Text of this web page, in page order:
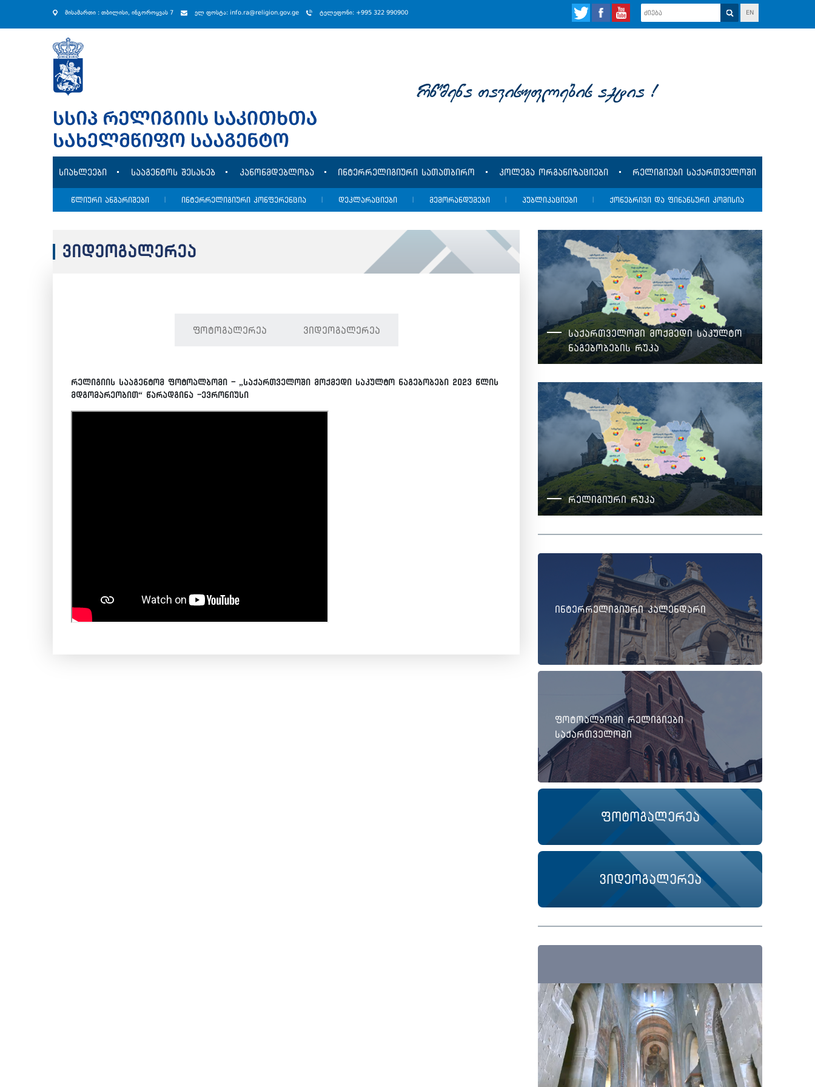
მისამართი : თბილისი, ინგოროყვას 7 ელ ფოსტა: info.ra@religion.gov.ge ტელეფონი: +995 322 990900 EN
rwmena Tavisuflebis aqtia !
სიახლეები სააგენტოს შესახებ კანონმდებლობა ინტერრელიგიური სათათბირო კოლეგა ორგანიზაციები რელიგიები საქართველოში
წლიური ანგარიშები ინტერრელიგიური კონფერენცია დეკლარაციები მემორანდუმები პუბლიკაციები ქონებრივი და ფინანსური კომისია
ვიდეოგალერეა
ფოტოგალერეა ვიდეოგალერეა
რელიგიის სააგენტომ ფოტოალბომი - „საქართველოში მოქმედი საკულტო ნაგებობები 2023 წლის
მდგომარეობით“ წარადგინა -ევრონიუსი
საქართველოში მოქმედი საკულტო
ნაგებობების რუკა
რელიგიური რუკა
ინტერრელიგიური კალენდარი
ფოტოალბომი რელიგიები
საქართველოში
ფოტოგალერეა
ვიდეოგალერეა